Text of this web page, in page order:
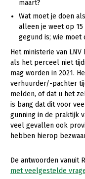
Pers
maart?
Wat moet je doen
alleen je weet op
gegund is; wie moet
Het ministerie van
als het perceel niet
mag worden in 2021.
verhuurder/-pachter
melden, of dat u het
is bang dat dit voor
gunning in de praktijk
veel gevallen ook
hebben hierop
De antwoorden vanuit
met veelgestelde